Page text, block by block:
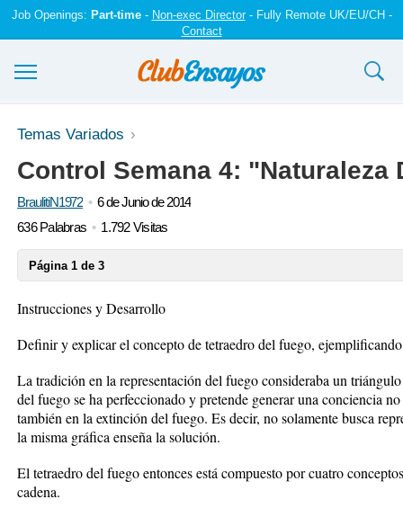
Job Openings: Part-time- Non-exec Director- Fully Remote UK/EU/CH -
Contact
Ensayos y trabajos
Registrarse
Iniciar sesión
Temas Variados
Control Semana 4: "Naturaleza
BraulitiN1972
6 de Junio de 2014
636 Palabras
1.792 Visitas
Página 1 de 3
Instrucciones y Desarrollo
Definir y explicar el concepto de tetraedro del fuego,
La tradición en la representación del fuego consideraba un
del fuego se ha perfeccionado y pretende generar una conciencia
también en la extinción del fuego. Es decir, no solamente busca
la misma gráfica enseña la solución.
El tetraedro del fuego entonces está compuesto por cuatro
cadena.